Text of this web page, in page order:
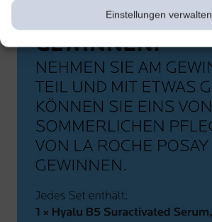
Einstellungen verwalten